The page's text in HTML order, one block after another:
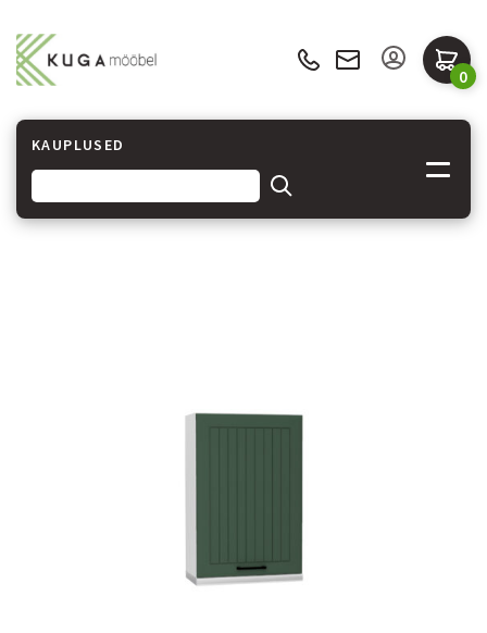
0
KAUPLUSED